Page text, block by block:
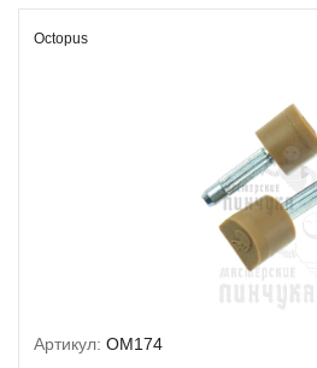
Octopus
Артикул: OM174